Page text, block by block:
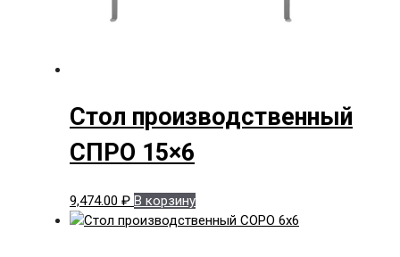
Стол производственный
СПРО 15×6
9,474.00 ₽ В корзину